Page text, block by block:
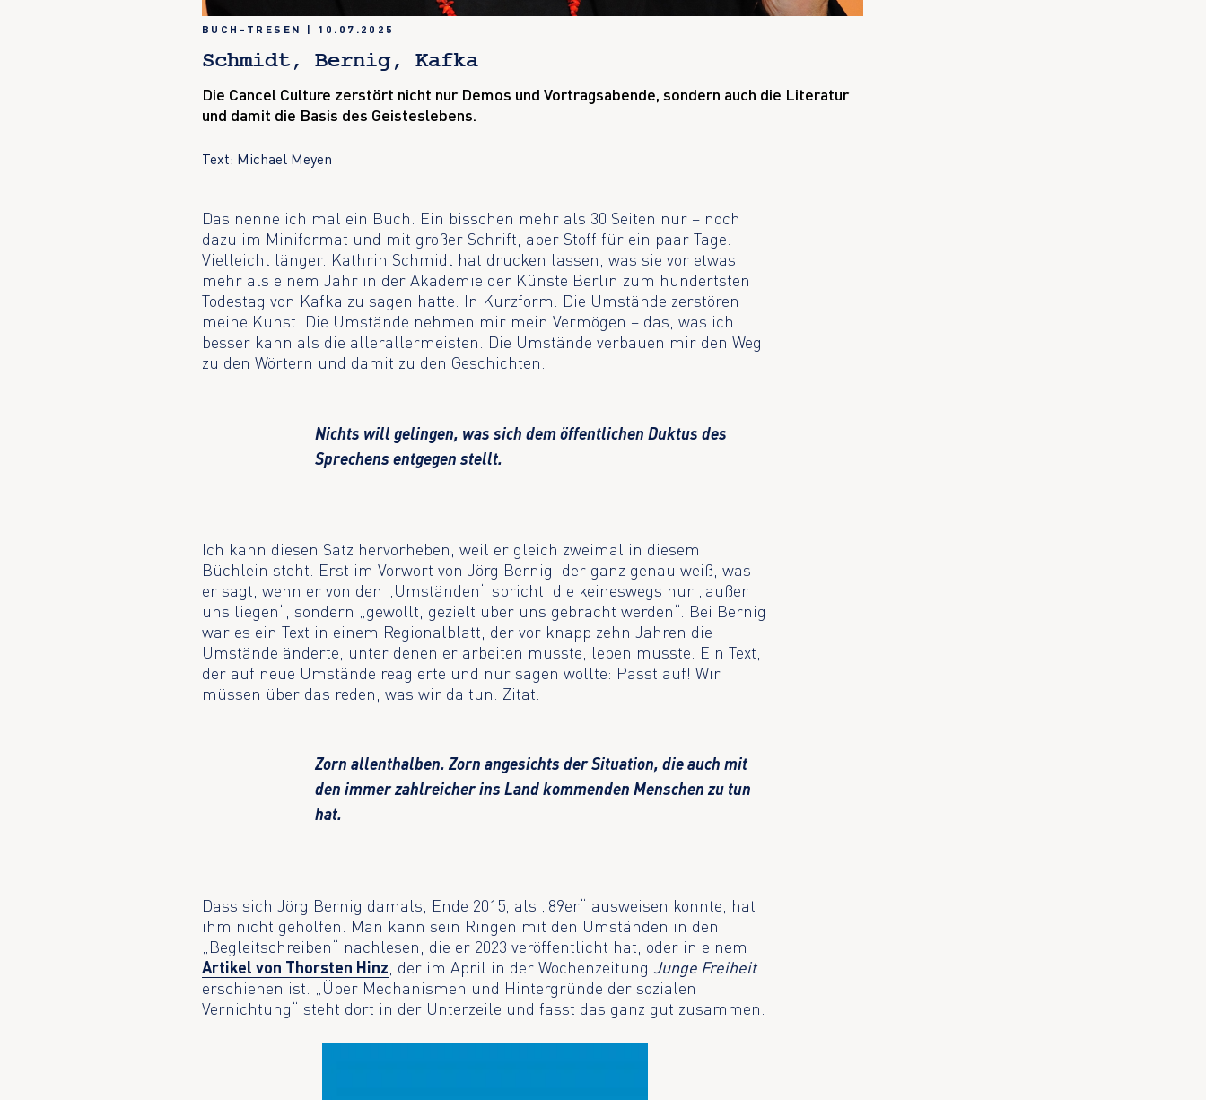
BUCH-TRESEN | 10.07.2025
Schmidt, Bernig, Kafka
Die Cancel Culture zerstört nicht nur Demos und Vortragsabende, sondern auch die Literatur
und damit die Basis des Geisteslebens.
Text: Michael Meyen
Das nenne ich mal ein Buch. Ein bisschen mehr als 30 Seiten nur – noch
dazu im Miniformat und mit großer Schrift, aber Stoff für ein paar Tage.
Vielleicht länger. Kathrin Schmidt hat drucken lassen, was sie vor etwas
mehr als einem Jahr in der Akademie der Künste Berlin zum hundertsten
Todestag von Kafka zu sagen hatte. In Kurzform: Die Umstände zerstören
meine Kunst. Die Umstände nehmen mir mein Vermögen – das, was ich
besser kann als die allerallermeisten. Die Umstände verbauen mir den Weg
zu den Wörtern und damit zu den Geschichten.
Nichts will gelingen, was sich dem öffentlichen Duktus des
Sprechens entgegen stellt.
Ich kann diesen Satz hervorheben, weil er gleich zweimal in diesem
Büchlein steht. Erst im Vorwort von Jörg Bernig, der ganz genau weiß, was
er sagt, wenn er von den „Umständen“ spricht, die keineswegs nur „außer
uns liegen“, sondern „gewollt, gezielt über uns gebracht werden“. Bei Bernig
war es ein Text in einem Regionalblatt, der vor knapp zehn Jahren die
Umstände änderte, unter denen er arbeiten musste, leben musste. Ein Text,
der auf neue Umstände reagierte und nur sagen wollte: Passt auf! Wir
müssen über das reden, was wir da tun. Zitat:
Zorn allenthalben. Zorn angesichts der Situation, die auch mit
den immer zahlreicher ins Land kommenden Menschen zu tun
hat.
Dass sich Jörg Bernig damals, Ende 2015, als „89er“ ausweisen konnte, hat
ihm nicht geholfen. Man kann sein Ringen mit den Umständen in den
„Begleitschreiben“ nachlesen, die er 2023 veröffentlicht hat, oder in einem
Artikel von Thorsten Hinz , der im April in der Wochenzeitung Junge Freiheit
erschienen ist. „Über Mechanismen und Hintergründe der sozialen
Vernichtung“ steht dort in der Unterzeile und fasst das ganz gut zusammen.